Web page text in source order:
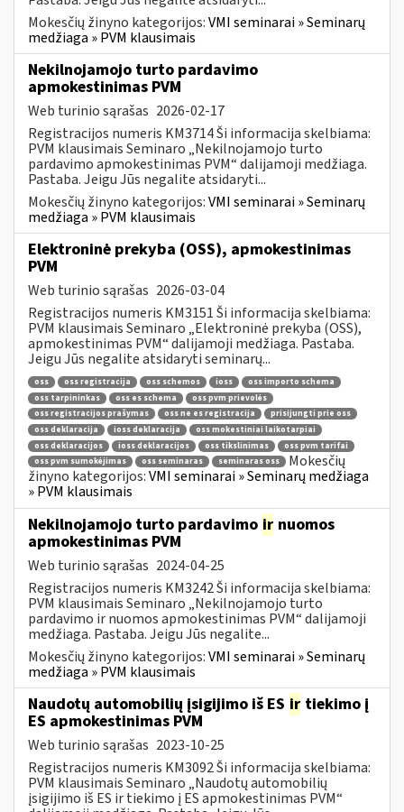
Mokesčių žinyno kategorijos:VMI seminarai » Seminarų
medžiaga » PVM klausimais
Nekilnojamojo turto pardavimo
apmokestinimas PVM
Web turinio sąrašas 2026-02-17
Registracijos numeris KM3714 Ši informacija skelbiama:
PVM klausimais Seminaro „Nekilnojamojo turto
pardavimo apmokestinimas PVM“ dalijamoji medžiaga.
Pastaba. Jeigu Jūs negalite atsidaryti...
Mokesčių žinyno kategorijos:VMI seminarai » Seminarų
medžiaga » PVM klausimais
Elektroninė prekyba (OSS), apmokestinimas
PVM
Web turinio sąrašas 2026-03-04
Registracijos numeris KM3151 Ši informacija skelbiama:
PVM klausimais Seminaro „Elektroninė prekyba (OSS),
apmokestinimas PVM“ dalijamoji medžiaga. Pastaba.
Jeigu Jūs negalite atsidaryti seminarų...
oss oss registracija oss schemos ioss
oss importo schema
oss tarpininkas
oss es schema
oss pvm prievolės
oss registracijos prašymas
oss ne es registracija
prisijungti prie oss
oss deklaracija
ioss deklaracija
oss mokestiniai laikotarpiai
oss deklaracijos
ioss deklaracijos oss tikslinimas
oss pvm tarifai
oss pvm sumokėjimas
oss seminaras seminaras oss
Mokesčių
žinyno kategorijos:VMI seminarai » Seminarų medžiaga
» PVM klausimais
Nekilnojamojo turto pardavimo ir nuomos
apmokestinimas PVM
Web turinio sąrašas 2024-04-25
Registracijos numeris KM3242 Ši informacija skelbiama:
PVM klausimais Seminaro „Nekilnojamojo turto
pardavimo ir nuomos apmokestinimas PVM“ dalijamoji
medžiaga. Pastaba. Jeigu Jūs negalite...
Mokesčių žinyno kategorijos:VMI seminarai » Seminarų
medžiaga » PVM klausimais
Naudotų automobilių įsigijimo iš ES ir tiekimo į
ES apmokestinimas PVM
Web turinio sąrašas 2023-10-25
Registracijos numeris KM3092 Ši informacija skelbiama:
PVM klausimais Seminaro „Naudotų automobilių
įsigijimo iš ES ir tiekimo į ES apmokestinimas PVM“